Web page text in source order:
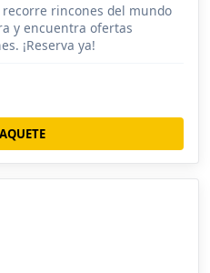
rincones del mundo
y encuentra ofertas
¡Reserva ya!